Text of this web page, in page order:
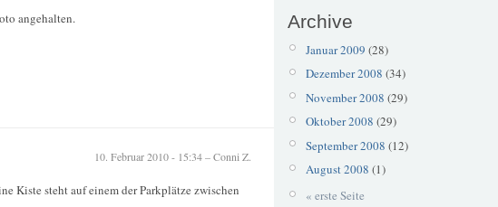
angehalten.
10. Februar 2010 - 15:34 – Conni Z.
Kiste steht auf einem der Parkplätze zwischen
Archive
Januar 2009 (28)
Dezember 2008 (34)
November 2008 (29)
Oktober 2008 (29)
September 2008 (12)
August 2008 (1)
« erste Seite